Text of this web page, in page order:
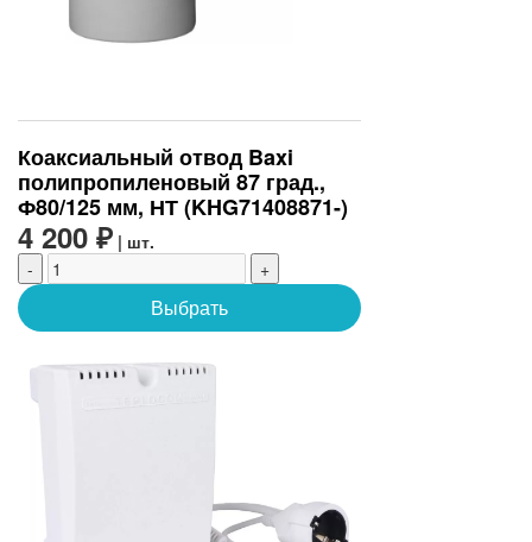
Коаксиальный отвод Baxi
полипропиленовый 87 град.,
Ф80/125 мм, НТ (KHG71408871-)
4 200 ₽ | шт.
-
+
Выбрать